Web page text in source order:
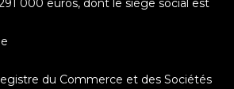
000 euros, dont le siège social est
du Commerce et des Sociétés